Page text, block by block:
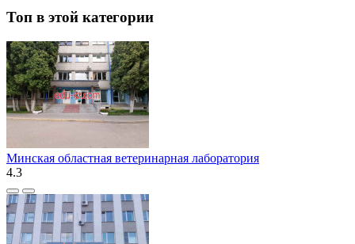
Топ в этой категории
Минская областная ветеринарная лаборатория
4.3